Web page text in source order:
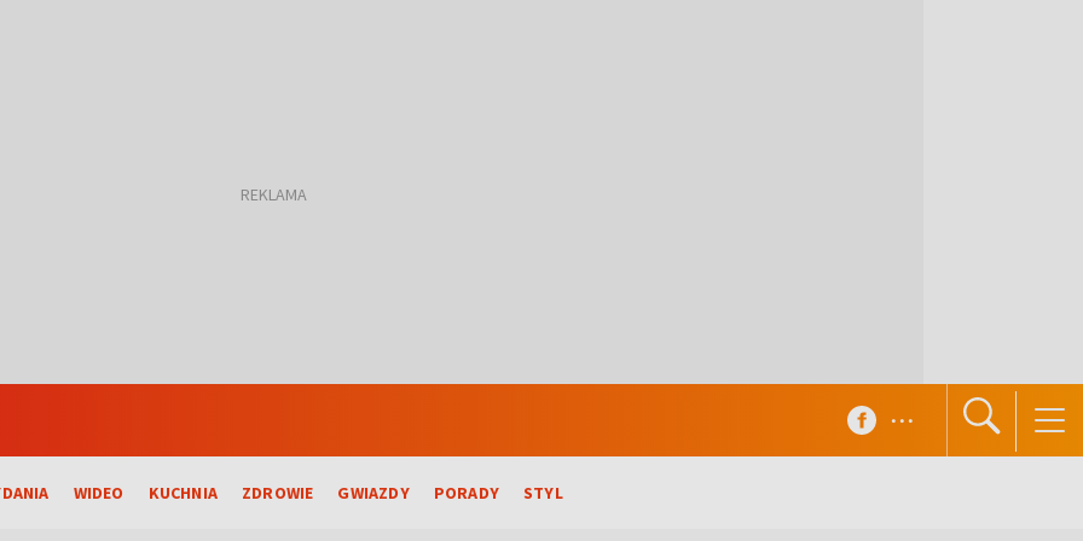
WIDEO KUCHNIA ZDROWIE GWIAZDY PORADY STYL
...